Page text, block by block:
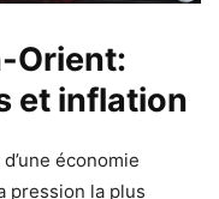
Orient:
et inflation
économie
pression la plus